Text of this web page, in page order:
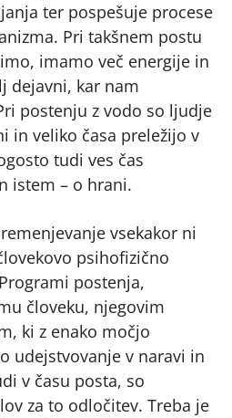
ter pospešuje procese
Pri takšnem postu
imamo več energije in
dejavni, kar nam
postenju z vodo so ljudje
in veliko časa preležijo v
tudi ves čas
istem – o hrani.
vsekakor ni
psihofizično
postenja,
človeku, njegovim
ki z enako močjo
udejstvovanje v naravi in
v času posta, so
za to odločitev. Treba je